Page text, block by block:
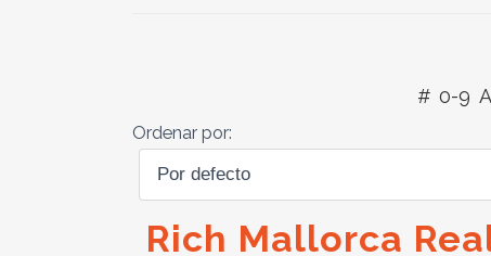
# 0-9 A
Ordenar por:
Rich Mallorca